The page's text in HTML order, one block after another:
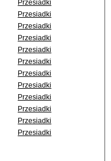
Przesiadki
Przesiadki
Przesiadki
Przesiadki
Przesiadki
Przesiadki
Przesiadki
Przesiadki
Przesiadki
Przesiadki
Przesiadki
Przesiadki